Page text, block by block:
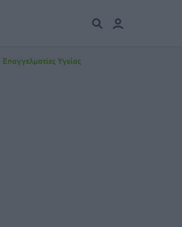
Επαγγελματίες Υγείας